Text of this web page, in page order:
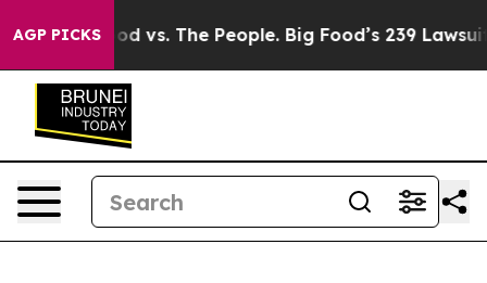
AGP PICKS
Big Food vs. The People. Big Food’s 239 Lawsuits